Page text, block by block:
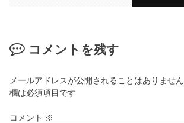
コメントを残す
メールアドレスが公開されることはありません
欄は必須項目です
コメント ※